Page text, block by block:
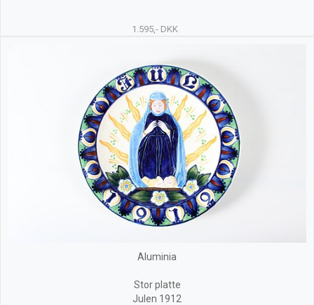
1.595,- DKK
Aluminia
Stor platte
Julen 1912